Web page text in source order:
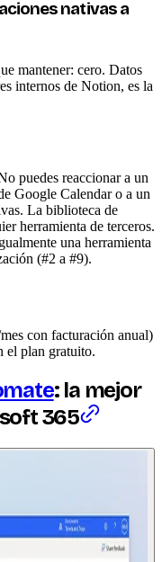
nativas a
mantener: cero. Datos
internos de Notion, es la
puedes reaccionar a un
Google Calendar o a un
La biblioteca de
herramienta de terceros.
una herramienta
(#2 a #9).
con facturación anual)
el plan gratuito.
: la mejor
365